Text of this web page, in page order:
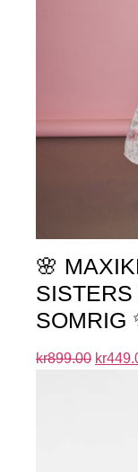
🌸
SOMRIG
kr899.00 kr